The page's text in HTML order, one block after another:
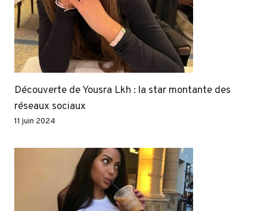
Découverte de Yousra Lkh : la star montante des
réseaux sociaux
11 juin 2024